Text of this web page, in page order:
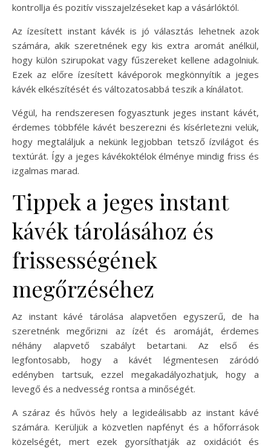
kontrollja és pozitív visszajelzéseket kap a vásárlóktól.
Az ízesített instant kávék is jó választás lehetnek azok
számára, akik szeretnének egy kis extra aromát anélkül,
hogy külön szirupokat vagy fűszereket kellene adagolniuk.
Ezek az előre ízesített kávéporok megkönnyítik a jeges
kávék elkészítését és változatosabbá teszik a kínálatot.
Végül, ha rendszeresen fogyasztunk jeges instant kávét,
érdemes többféle kávét beszerezni és kísérletezni velük,
hogy megtaláljuk a nekünk legjobban tetsző ízvilágot és
textúrát. Így a jeges kávékoktélok élménye mindig friss és
izgalmas marad.
Tippek a jeges instant
kávék tárolásához és
frissességének
megőrzéséhez
Az instant kávé tárolása alapvetően egyszerű, de ha
szeretnénk megőrizni az ízét és aromáját, érdemes
néhány alapvető szabályt betartani. Az első és
legfontosabb, hogy a kávét légmentesen záródó
edényben tartsuk, ezzel megakadályozhatjuk, hogy a
levegő és a nedvesség rontsa a minőségét.
A száraz és hűvös hely a legideálisabb az instant kávé
számára. Kerüljük a közvetlen napfényt és a hőforrások
közelségét, mert ezek gyorsíthatják az oxidációt és